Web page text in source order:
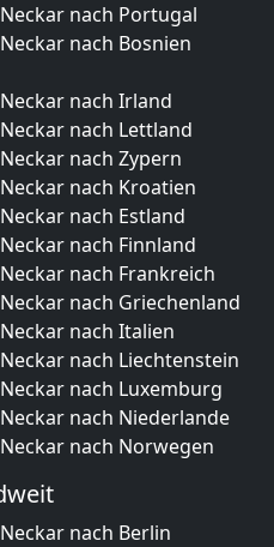
nach Portugal
nach Bosnien
nach Irland
nach Lettland
nach Zypern
nach Kroatien
nach Estland
nach Finnland
nach Frankreich
nach Griechenland
nach Italien
nach Liechtenstein
nach Luxemburg
nach Niederlande
nach Norwegen
nach Berlin